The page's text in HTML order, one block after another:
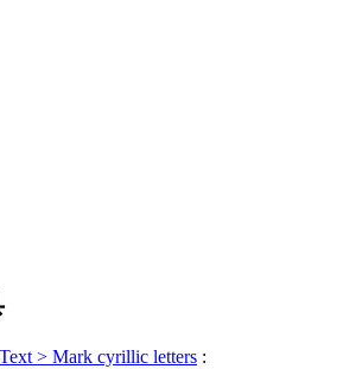
> Mark cyrillic letters :